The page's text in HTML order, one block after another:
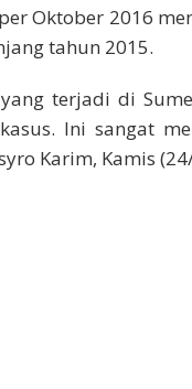
Oktober 2016
tahun 2015.
terjadi di
Ini sangat
Karim, Kamis